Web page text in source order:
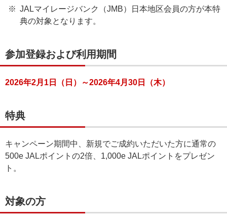
JALマイレージバンク（JMB）日本地区会員の方が本特
典の対象となります。
参加登録および利用期間
2026年2月1日（日）～2026年4月30日（木）
特典
キャンペーン期間中、新規でご成約いただいた方に通常の
500e JALポイントの2倍、1,000e JALポイントをプレゼン
ト。
対象の方